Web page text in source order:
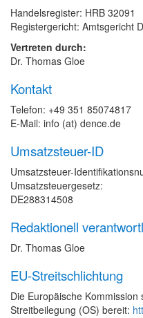
Handelsregister: HRB 32091
Registergericht: Amtsgericht
Vertreten durch:
Dr. Thomas Gloe
Kontakt
Telefon: +49 351 85074817
E-Mail: info (at) dence.de
Umsatzsteuer-ID
Umsatzsteuer-
Umsatzsteuergesetz:
DE288314508
Redaktionell
Dr. Thomas Gloe
EU-Streitschlichtung
Die Europäische
Streitbeilegung (OS) bereit: